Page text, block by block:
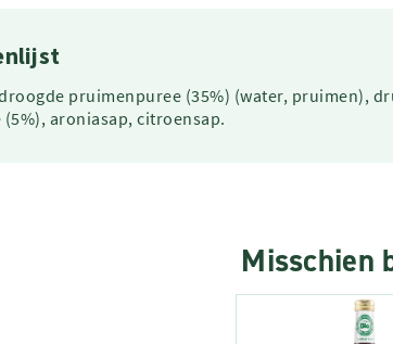
pruimenpuree (35%) (water, pruimen),
aroniasap, citroensap.
Misschien